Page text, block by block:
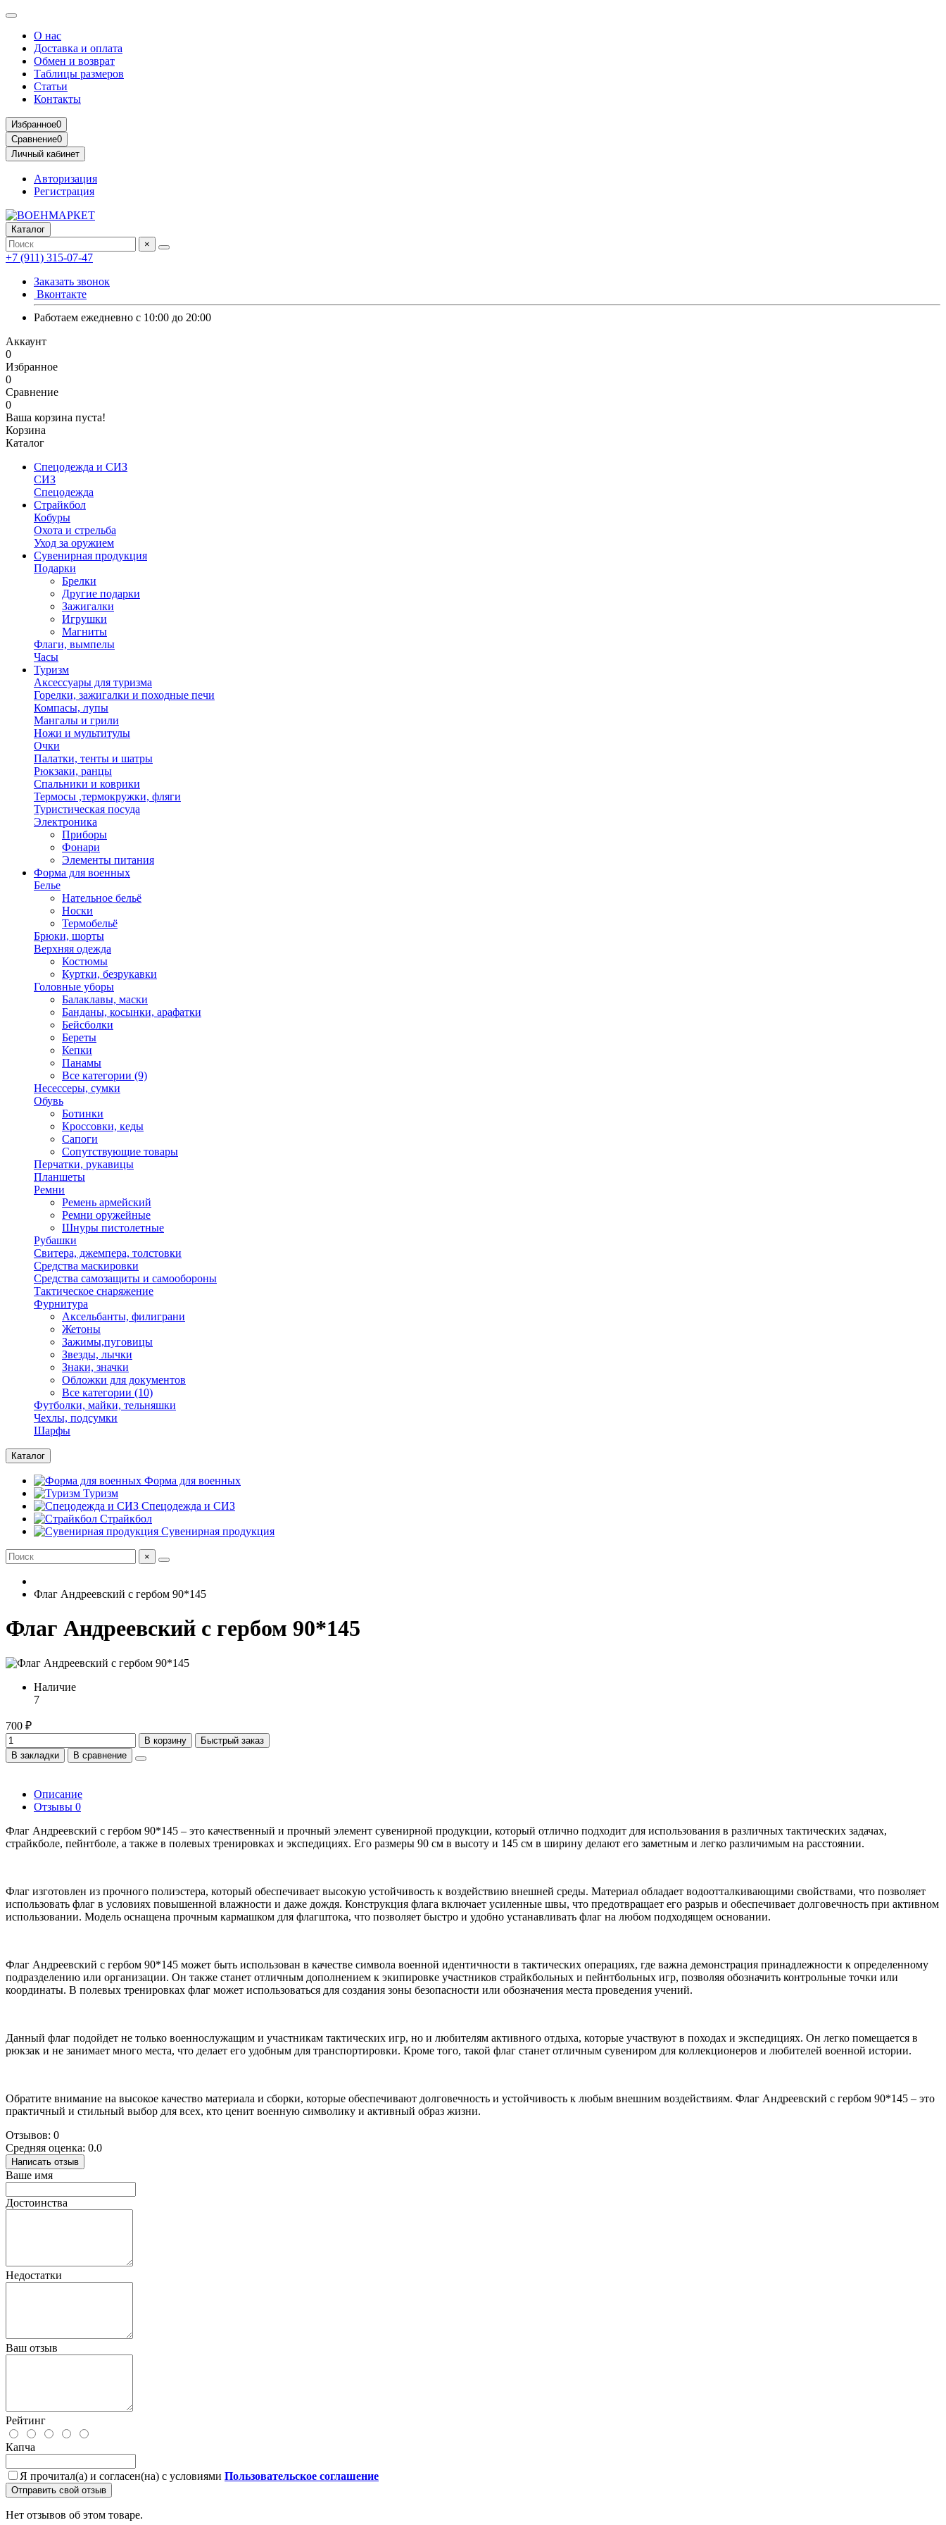
О нас
Доставка и оплата
Обмен и возврат
Таблицы размеров
Статьи
Контакты
Избранное0
Сравнение0
Личный кабинет
Авторизация
Регистрация
Каталог
×
+7 (911) 315-07-47
Заказать звонок
Вконтакте
Работаем ежедневно с 10:00 до 20:00
Аккаунт
0
Избранное
0
Сравнение
0
Ваша корзина пуста!
Корзина
Каталог
Спецодежда и СИЗ
СИЗ
Спецодежда
Страйкбол
Кобуры
Охота и стрельба
Уход за оружием
Сувенирная продукция
Подарки
Брелки
Другие подарки
Зажигалки
Игрушки
Магниты
Флаги, вымпелы
Часы
Туризм
Аксессуары для туризма
Горелки, зажигалки и походные печи
Компасы, лупы
Мангалы и грили
Ножи и мультитулы
Очки
Палатки, тенты и шатры
Рюкзаки, ранцы
Спальники и коврики
Термосы ,термокружки, фляги
Туристическая посуда
Электроника
Приборы
Фонари
Элементы питания
Форма для военных
Белье
Нательное бельё
Носки
Термобельё
Брюки, шорты
Верхняя одежда
Костюмы
Куртки, безрукавки
Головные уборы
Балаклавы, маски
Банданы, косынки, арафатки
Бейсболки
Береты
Кепки
Панамы
Все категории (9)
Несессеры, сумки
Обувь
Ботинки
Кроссовки, кеды
Сапоги
Сопутствующие товары
Перчатки, рукавицы
Планшеты
Ремни
Ремень армейский
Ремни оружейные
Шнуры пистолетные
Рубашки
Свитера, джемпера, толстовки
Средства маскировки
Средства самозащиты и самообороны
Тактическое снаряжение
Фурнитура
Аксельбанты, филиграни
Жетоны
Зажимы,пуговицы
Звезды, лычки
Знаки, значки
Обложки для документов
Все категории (10)
Футболки, майки, тельняшки
Чехлы, подсумки
Шарфы
Каталог
Форма для военных
Туризм
Спецодежда и СИЗ
Страйкбол
Сувенирная продукция
×
Флаг Андреевский с гербом 90*145
Флаг Андреевский с гербом 90*145
Наличие
7
700 ₽
В корзину
Быстрый заказ
В закладки
В сравнение
Описание
Отзывы 0
Флаг Андреевский с гербом 90*145 – это качественный и прочный элемент сувенирной продукции, который отлично подходит для использования в различных тактических задачах,
страйкболе, пейнтболе, а также в полевых тренировках и экспедициях. Его размеры 90 см в высоту и 145 см в ширину делают его заметным и легко различимым на расстоянии.
Флаг изготовлен из прочного полиэстера, который обеспечивает высокую устойчивость к воздействию внешней среды. Материал обладает водоотталкивающими свойствами, что позволяет
использовать флаг в условиях повышенной влажности и даже дождя. Конструкция флага включает усиленные швы, что предотвращает его разрыв и обеспечивает долговечность при активном
использовании. Модель оснащена прочным кармашком для флагштока, что позволяет быстро и удобно устанавливать флаг на любом подходящем основании.
Флаг Андреевский с гербом 90*145 может быть использован в качестве символа военной идентичности в тактических операциях, где важна демонстрация принадлежности к определенному
подразделению или организации. Он также станет отличным дополнением к экипировке участников страйкбольных и пейнтбольных игр, позволяя обозначить контрольные точки или
координаты. В полевых тренировках флаг может использоваться для создания зоны безопасности или обозначения места проведения учений.
Данный флаг подойдет не только военнослужащим и участникам тактических игр, но и любителям активного отдыха, которые участвуют в походах и экспедициях. Он легко помещается в
рюкзак и не занимает много места, что делает его удобным для транспортировки. Кроме того, такой флаг станет отличным сувениром для коллекционеров и любителей военной истории.
Обратите внимание на высокое качество материала и сборки, которые обеспечивают долговечность и устойчивость к любым внешним воздействиям. Флаг Андреевский с гербом 90*145 – это
практичный и стильный выбор для всех, кто ценит военную символику и активный образ жизни.
Отзывов: 0
Средняя оценка: 0.0
Написать отзыв
Ваше имя
Достоинства
Недостатки
Ваш отзыв
Рейтинг
Капча
Я прочитал(а) и согласен(на) с условиями Пользовательское соглашение
Отправить свой отзыв
Нет отзывов об этом товаре.